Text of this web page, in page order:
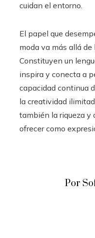
cuidan el entorno.
El papel que
moda va más allá
Constituyen un
inspira y conecta a
capacidad continua
la creatividad
también la riqueza y
ofrecer como
Por